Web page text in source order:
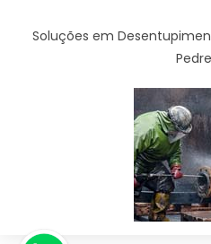
Soluções em